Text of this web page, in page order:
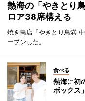
熱海の「やきとり
ロア38席構える
焼き鳥店「やきとり鳥満
ープンした。
食べる
熱海に初
ボックス